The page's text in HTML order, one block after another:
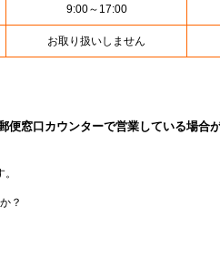
9:00～17:00
お取り扱いしません
窓口カウンターで営業している場合が
？